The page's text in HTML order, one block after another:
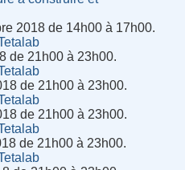
2018 de 14h00 à 17h00.
de 21h00 à 23h00.
de 21h00 à 23h00.
de 21h00 à 23h00.
de 21h00 à 23h00.